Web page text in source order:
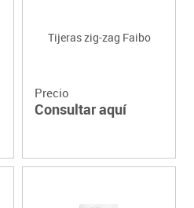
Tijeras zig-zag Faibo
Precio
Consultar aquí